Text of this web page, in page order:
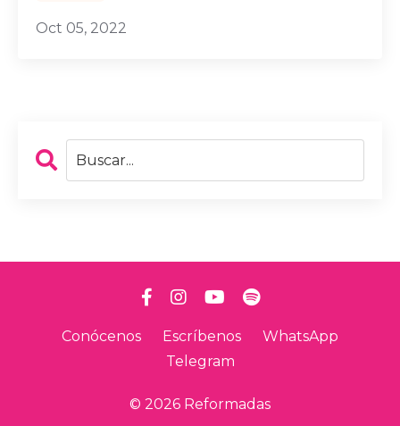
Oct 05, 2022
Conócenos Escríbenos
WhatsApp
Telegram
© 2026 Reformadas